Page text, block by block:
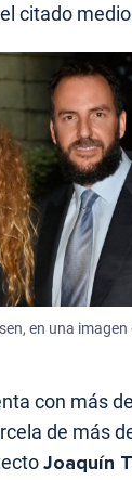
citado
en una
con más de
de más
Joaquín